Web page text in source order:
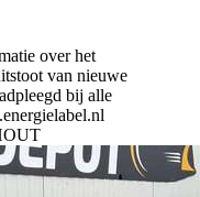
over het
van nieuwe
bij alle